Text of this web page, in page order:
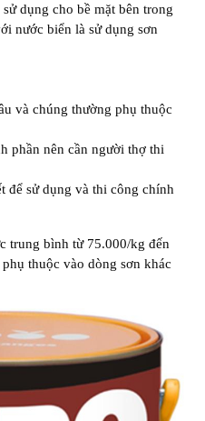
dụng cho bề mặt bên trong
nước biển là sử dụng sơn
và chúng thường phụ thuộc
phần nên cần người thợ thi
để sử dụng và thi công chính
trung bình từ 75.000/kg đến
thuộc vào dòng sơn khác